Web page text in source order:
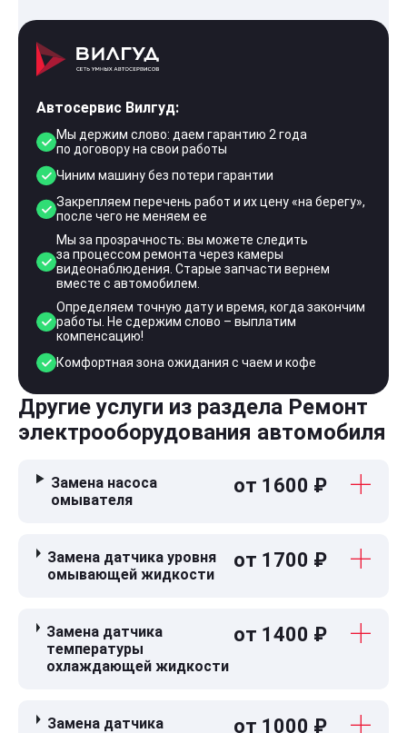
Автосервис Вилгуд:
Мы держим слово: даем гарантию 2 года
по договору на свои работы
Чиним машину без потери гарантии
Закрепляем перечень работ и их цену «на берегу»,
после чего не меняем ее
Мы за прозрачность: вы можете следить
за процессом ремонта через камеры
видеонаблюдения. Старые запчасти вернем
вместе с автомобилем.
Определяем точную дату и время, когда закончим
работы. Не сдержим слово – выплатим
компенсацию!
Комфортная зона ожидания с чаем и кофе
Другие услуги из раздела Ремонт
электрооборудования автомобиля
Замена насоса
омывателя
от 1600 ₽
Замена датчика уровня
омывающей жидкости
от 1700 ₽
Замена датчика
температуры
охлаждающей жидкости
от 1400 ₽
Замена датчика
от 1000 ₽